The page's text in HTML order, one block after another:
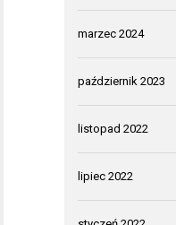
marzec 2024
październik 2023
listopad 2022
lipiec 2022